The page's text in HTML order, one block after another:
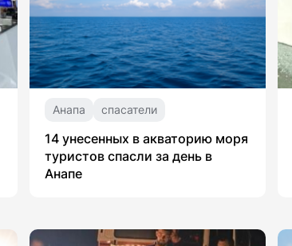
Анапа спасатели
14 унесенных в акваторию моря
туристов спасли за день в
Анапе